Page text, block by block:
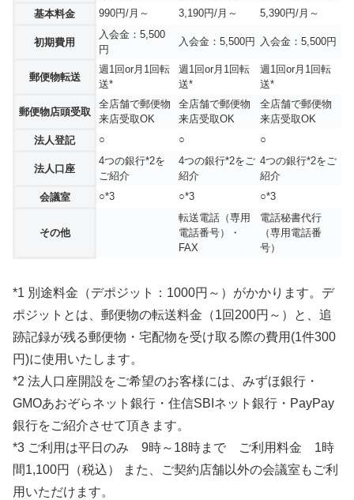
基本料金
990円/月～ 3,190円/月～ 5,390円/月～
初期費用
入会金：5,500
円
入会金：5,500円 入会金：5,500円
郵便物転送
週1回or月1回転
送*
週1回or月1回転
送*
週1回or月1回転
送*
郵便物店頭受取
全店舗で郵便物
来店受取OK
全店舗で郵便物
来店受取OK
全店舗で郵便物
来店受取OK
法人登記
○ ○ ○
法人口座
4つの銀行*2を
ご紹介
4つの銀行*2をご
紹介
4つの銀行*2をご
紹介
会議室
○*3 ○*3 ○*3
その他
転送電話（専用
電話番号）・
FAX
電話秘書代行
（専用電話番
号）
*1 別途料金（デポジット：1000円～）がかかります。デ
ポジットとは、郵便物の転送料金（1回200円～）と、追
跡記録が残る郵便物・宅配物を受け取る際の費用(1件300
円)に使用いたします。
*2 法人口座開設をご希望のお客様には、みずほ銀行・
GMOあおぞらネット銀行・住信SBIネット銀行・PayPay
銀行をご紹介させて頂きます。
*3 ご利用は平日のみ 9時～18時まで ご利用料金 1時
間1,100円（税込） また、ご契約店舗以外の会議室もご利
用いただけます。